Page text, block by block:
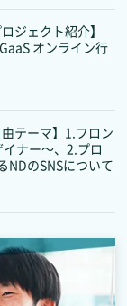
ジェクト紹介】
オンライン行
テーマ】1.フロン
ナー～、2.プロ
NDのSNSについて